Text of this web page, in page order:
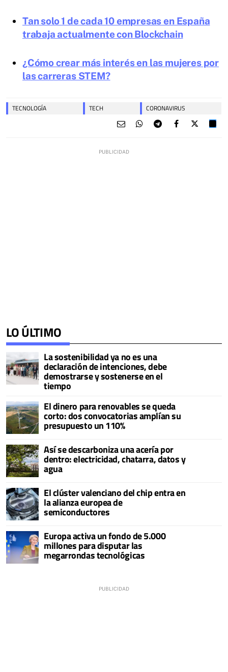
Tan solo 1 de cada 10 empresas en España
trabaja actualmente con Blockchain
¿Cómo crear más interés en las mujeres por
las carreras STEM?
TECNOLOGÍA TECH CORONAVIRUS
LO ÚLTIMO
La sostenibilidad ya no es una
declaración de intenciones, debe
demostrarse y sostenerse en el
tiempo
El dinero para renovables se queda
corto: dos convocatorias amplían su
presupuesto un 110%
Así se descarboniza una acería por
dentro: electricidad, chatarra, datos y
agua
El clúster valenciano del chip entra en
la alianza europea de
semiconductores
Europa activa un fondo de 5.000
millones para disputar las
megarrondas tecnológicas